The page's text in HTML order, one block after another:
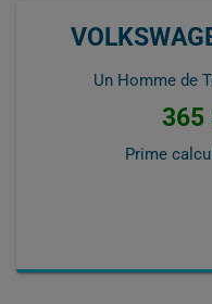
Un Homme de
365
Prime